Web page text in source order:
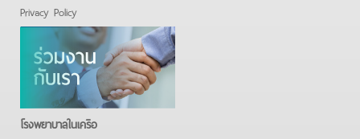
Privacy Policy
โรงพยาบาลในเครือ